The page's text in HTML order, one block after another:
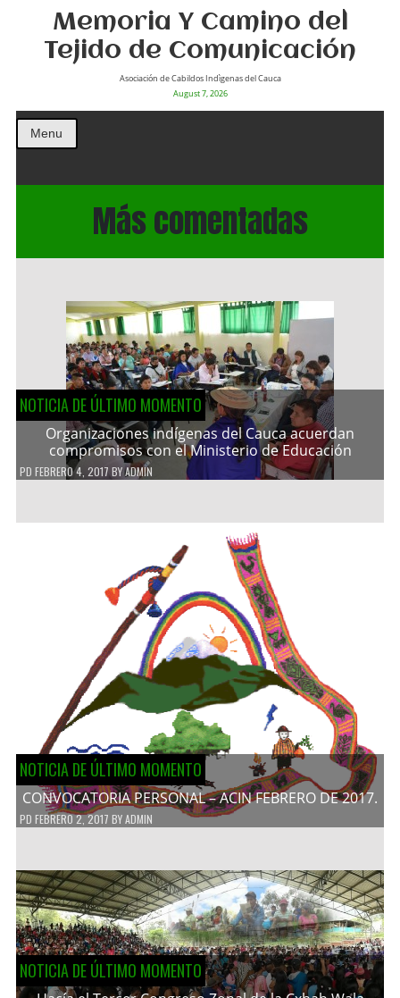
Memoria Y Camino del
Tejido de Comunicación
Asociación de Cabildos Indìgenas del Cauca
August 7, 2026
Menu
Más comentadas
NOTICIA DE ÚLTIMO MOMENTO
Organizaciones indígenas del Cauca acuerdan
compromisos con el Ministerio de Educación
PD FEBRERO 4, 2017 BYADMIN
NOTICIA DE ÚLTIMO MOMENTO
CONVOCATORIA PERSONAL – ACIN FEBRERO DE 2017.
PD FEBRERO 2, 2017 BYADMIN
NOTICIA DE ÚLTIMO MOMENTO